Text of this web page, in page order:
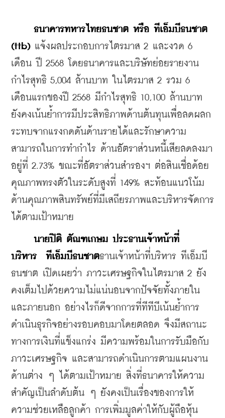
ธนาคารทหารไทยธนชาต หรือ ทีเอ็มบีธนชาต
(ttb) แจ้งผลประกอบการไตรมาส 2 และงวด 6
เดือน ปี 2568 โดยธนาคารและบริษัทย่อยรายงาน
กำไรสุทธิ 5,004 ล้านบาท ในไตรมาส 2 รวม 6
เดือนแรกของปี 2568 มีกำไรสุทธิ 10,100 ล้านบาท
ยังคงเน้นย้ำการมีประสิทธิภาพด้านต้นทุนเพื่อลดผลก
ระทบจากแรงกดดันด้านรายได้และรักษาความ
สามารถในการทำกำไร ด้านอัตราส่วนหนี้เสียลดลงมา
อยู่ที่ 2.73% ขณะที่อัตราส่วนสำรองฯ ต่อสินเชื่อด้อย
คุณภาพทรงตัวในระดับสูงที่ 149% สะท้อนแนวโน้ม
ด้านคุณภาพสินทรัพย์ที่มีเสถียรภาพและบริหารจัดการ
ได้ตามเป้าหมาย
นายปิติ ตัณฑเกษม ประธานเจ้าหน้าที่
บริหาร
ทีเอ็มบีธนชาตธานเจ้าหน้าที่บริหาร ทีเอ็มบี
ธนชาต เปิดเผยว่า ภาวะเศรษฐกิจในไตรมาส 2 ยัง
คงเต็มไปด้วยความไม่แน่นอนจากปัจจัยทั้งภายใน
และภายนอก อย่างไรก็ดีจากการที่ทีทีบีเน้นย้ำการ
ดำเนินธุรกิจอย่างรอบคอบมาโดยตลอด จึงมีสถานะ
ทางการเงินที่แข็งแกร่ง มีความพร้อมในการรับมือกับ
ภาวะเศรษฐกิจ และสามารถดำเนินการตามแผนงาน
ด้านต่าง ๆ ได้ตามเป้าหมาย สิ่งที่ธนาคารให้ความ
สำคัญเป็นลำดับต้น ๆ ยังคงเป็นเรื่องของการให้
ความช่วยเหลือลูกค้า การเพิ่มมูลค่าให้กับผู้ถือหุ้น